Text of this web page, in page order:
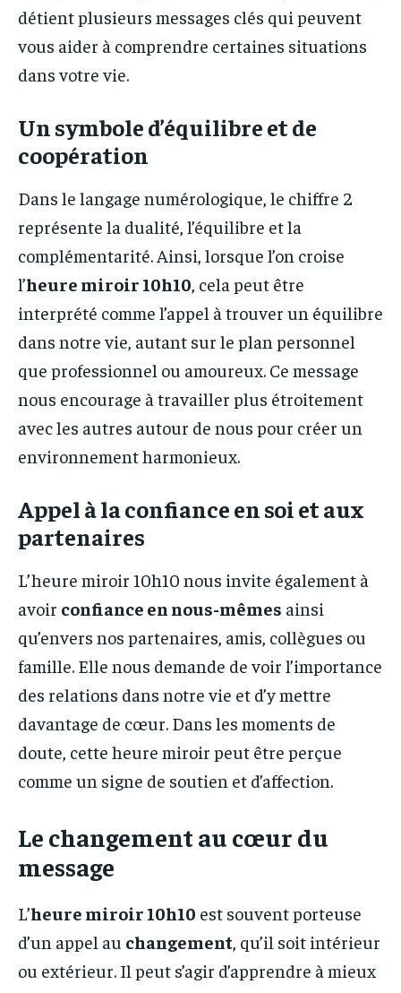
détient plusieurs messages clés qui peuvent
vous aider à comprendre certaines situations
dans votre vie.
Un symbole d’équilibre et de
coopération
Dans le langage numérologique, le chiffre 2
représente la dualité, l’équilibre et la
complémentarité. Ainsi, lorsque l’on croise
l’heure miroir 10h10 , cela peut être
interprété comme l’appel à trouver un équilibre
dans notre vie, autant sur le plan personnel
que professionnel ou amoureux. Ce message
nous encourage à travailler plus étroitement
avec les autres autour de nous pour créer un
environnement harmonieux.
Appel à la confiance en soi et aux
partenaires
L’heure miroir 10h10 nous invite également à
avoir confiance en nous-mêmes ainsi
qu’envers nos partenaires, amis, collègues ou
famille. Elle nous demande de voir l’importance
des relations dans notre vie et d’y mettre
davantage de cœur. Dans les moments de
doute, cette heure miroir peut être perçue
comme un signe de soutien et d’affection.
Le changement au cœur du
message
L’heure miroir 10h10 est souvent porteuse
d’un appel au changement , qu’il soit intérieur
ou extérieur. Il peut s’agir d’apprendre à mieux